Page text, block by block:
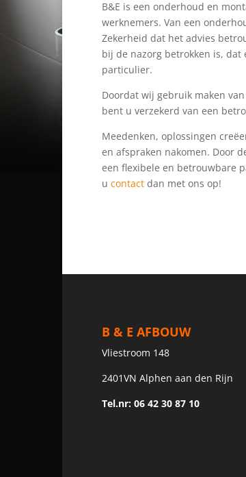
B&E is een onderhoud en
werknemers. Van een
Zekerheid dat het advies
bij de nazorg betrokken is, dat
particulier.
Doordat wij gebruik maken
bent u verzekerd van een
Meedenken, oplossingen
en afspraken nakomen. Door
een flexibele en betrouwbare
u contact dan met ons op!
B & E AFBOUW
Vliestroom 148
2401VN Alphen aan den Rijn
Tel.nr: 06 42 30 87 10